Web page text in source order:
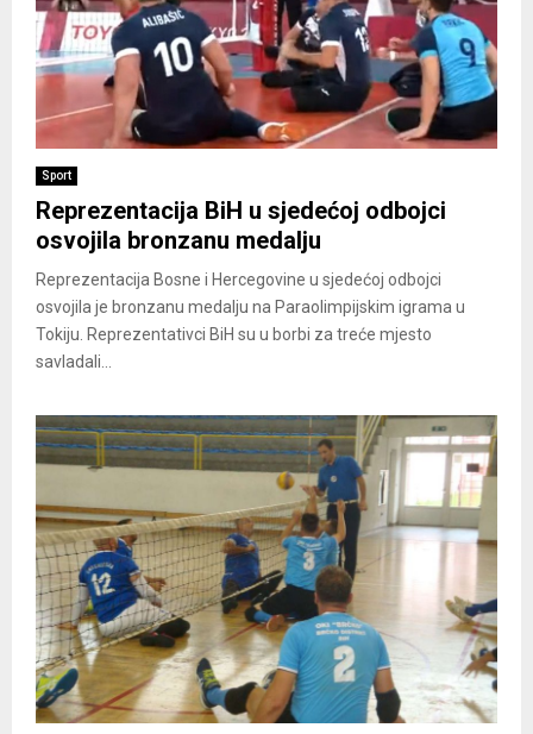
Sport
Reprezentacija BiH u sjedećoj odbojci
osvojila bronzanu medalju
Reprezentacija Bosne i Hercegovine u sjedećoj odbojci
osvojila je bronzanu medalju na Paraolimpijskim igrama u
Tokiju. Reprezentativci BiH su u borbi za treće mjesto
savladali...